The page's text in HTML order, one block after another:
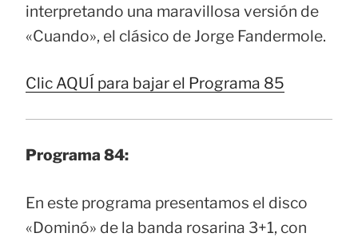
interpretando una maravillosa versión de
«Cuando», el clásico de Jorge Fandermole.
Clic AQUÍ para bajar el Programa 85
Programa 84:
En este programa presentamos el disco
«Dominó» de la banda rosarina 3+1, con